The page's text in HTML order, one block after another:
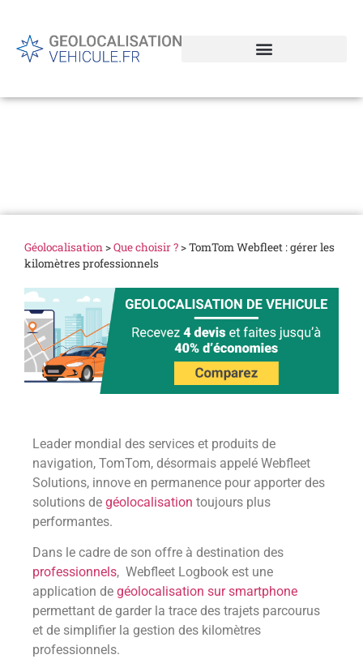
Géolocalisation>Que choisir ?>TomTom Webfleet : gérer les
kilomètres professionnels
Leader mondial des services et produits de
navigation, TomTom, désormais appelé Webfleet
Solutions, innove en permanence pour apporter des
solutions de géolocalisation toujours plus
performantes.
Dans le cadre de son offre à destination des
professionnels, Webfleet Logbook est une
application de géolocalisation sur smartphone
permettant de garder la trace des trajets parcourus
et de simplifier la gestion des kilomètres
professionnels.